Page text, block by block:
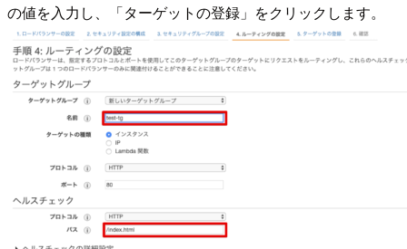
の値を入力し、「ターゲットの登録」をクリックします。